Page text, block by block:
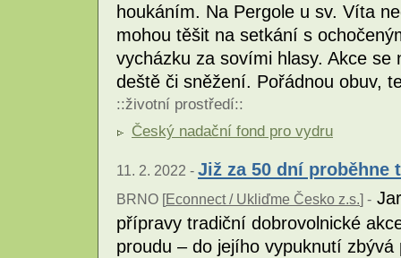
houkáním. Na Pergole u sv. Víta
mohou těšit na setkání s
vycházku za sovími hlasy. Akce
deště či sněžení. Pořádnou obuv,
::životní prostředí::
Český nadační fond pro vydru
11. 2. 2022 - Již za 50 dní
BRNO [ Econnect / Ukliďme Česko z.s. ] -
přípravy tradiční dobrovolnické
proudu – do jejího vypuknutí